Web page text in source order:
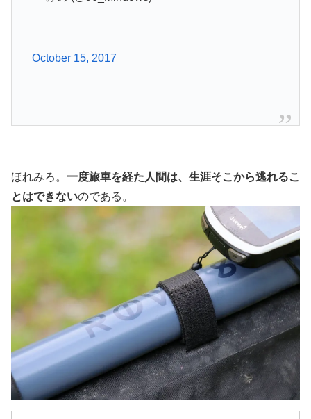
October 15, 2017
ほれみろ。 一度旅車を経た人間は、生涯そこから逃れるこ
とはできないのである。